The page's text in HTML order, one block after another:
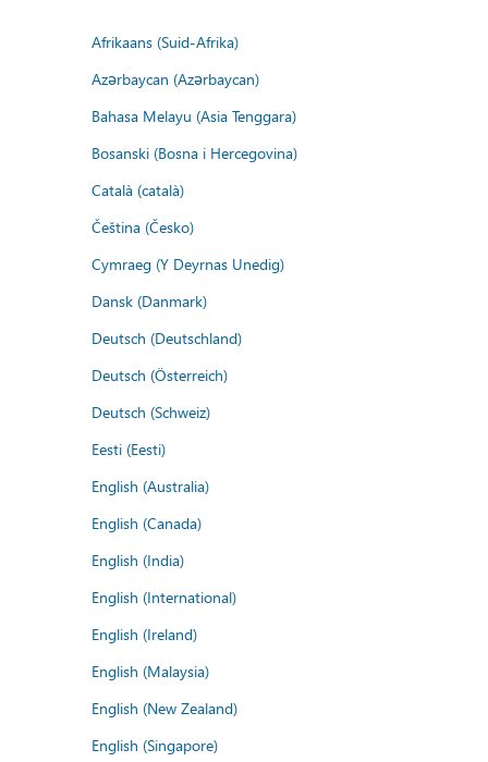
Afrikaans (Suid-Afrika)
Azərbaycan (Azərbaycan)
Bahasa Melayu (Asia Tenggara)
Bosanski (Bosna i Hercegovina)
Català (català)
Čeština (Česko)
Cymraeg (Y Deyrnas Unedig)
Dansk (Danmark)
Deutsch (Deutschland)
Deutsch (Österreich)
Deutsch (Schweiz)
Eesti (Eesti)
English (Australia)
English (Canada)
English (India)
English (International)
English (Ireland)
English (Malaysia)
English (New Zealand)
English (Singapore)